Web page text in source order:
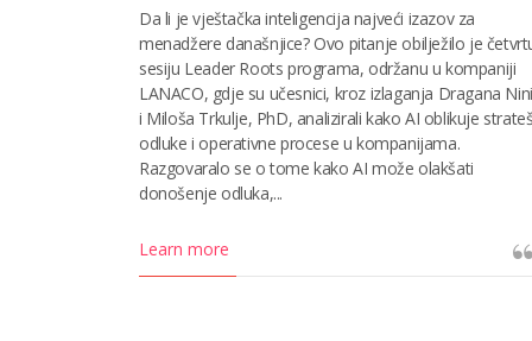
Da li je vještačka inteligencija najveći izazov za
menadžere današnjice? Ovo pitanje obilježilo je
sesiju Leader Roots programa, održanu u kompaniji
LANACO, gdje su učesnici, kroz izlaganja Dragana
i Miloša Trkulje, PhD, analizirali kako AI oblikuje
odluke i operativne procese u kompanijama.
Razgovaralo se o tome kako AI može olakšati
donošenje odluka,...
Learn more